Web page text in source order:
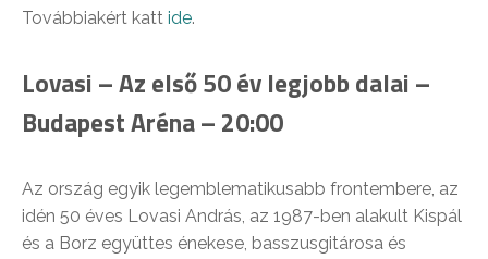
Továbbiakért katt ide.
Lovasi – Az első 50 év legjobb dalai –
Budapest Aréna – 20:00
Az ország egyik legemblematikusabb frontembere, az
idén 50 éves Lovasi András, az 1987-ben alakult Kispál
és a Borz együttes énekese, basszusgitárosa és